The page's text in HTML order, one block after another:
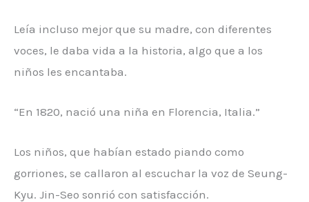
Leía incluso mejor que su madre, con diferentes
voces, le daba vida a la historia, algo que a los
niños les encantaba.
“En 1820, nació una niña en Florencia, Italia.”
Los niños, que habían estado piando como
gorriones, se callaron al escuchar la voz de Seung-
Kyu. Jin-Seo sonrió con satisfacción.